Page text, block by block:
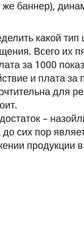
баннер),
какой
Всего их
за 1000
и плата за
для
–
сих пор
продукции